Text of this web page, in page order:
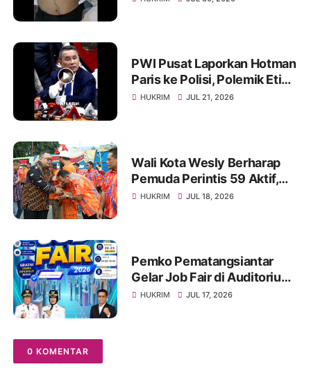
PWI Pusat Laporkan Hotman
Paris ke Polisi, Polemik Etika
dan Kebebasan Pers
HUKRIM JUL 21, 2026
Wali Kota Wesly Berharap
Pemuda Perintis 59 Aktif,
Solid, dan Mampu Lahirkan
HUKRIM JUL 18, 2026
Pemko Pematangsiantar
Gelar Job Fair di Auditorium
USI, Tersedia 1.000 Lebih
HUKRIM JUL 17, 2026
0 KOMENTAR